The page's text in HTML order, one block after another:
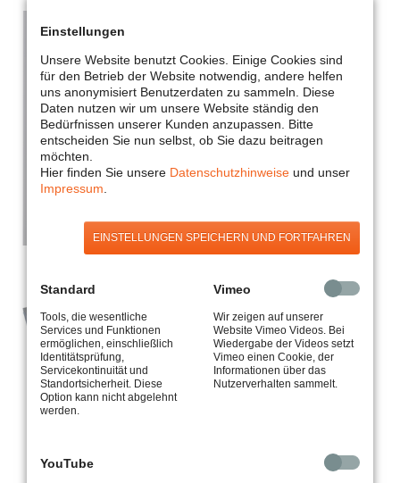
Einstellungen
Unsere Website benutzt Cookies. Einige Cookies sind
für den Betrieb der Website notwendig, andere helfen
uns anonymisiert Benutzerdaten zu sammeln. Diese
Daten nutzen wir um unsere Website ständig den
Bedürfnissen unserer Kunden anzupassen. Bitte
entscheiden Sie nun selbst, ob Sie dazu beitragen
möchten.
Hier finden Sie unsere Datenschutzhinweise und unser
Impressum
EINSTELLUNGEN SPEICHERN UND FORTFAHREN
Standard
Tools, die wesentliche
Services und Funktionen
ermöglichen, einschließlich
Identitätsprüfung,
Servicekontinuität und
Standortsicherheit. Diese
Option kann nicht abgelehnt
werden.
Vimeo
Wir zeigen auf unserer
Website Vimeo Videos. Bei
Wiedergabe der Videos setzt
Vimeo einen Cookie, der
Informationen über das
Nutzerverhalten sammelt.
YouTube